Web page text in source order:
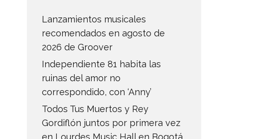
Lanzamientos musicales
recomendados en agosto de
2026 de Groover
Independiente 81 habita las
ruinas del amor no
correspondido, con ‘Anny’
Todos Tus Muertos y Rey
Gordiflón juntos por primera vez
en Lourdes Music Hall en Bogotá